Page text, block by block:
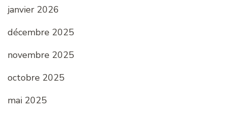
janvier 2026
décembre 2025
novembre 2025
octobre 2025
mai 2025